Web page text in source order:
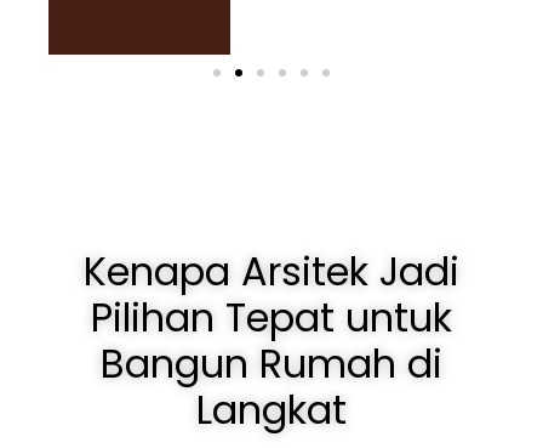
Kenapa Arsitek Jadi
Pilihan Tepat untuk
Bangun Rumah di
Langkat